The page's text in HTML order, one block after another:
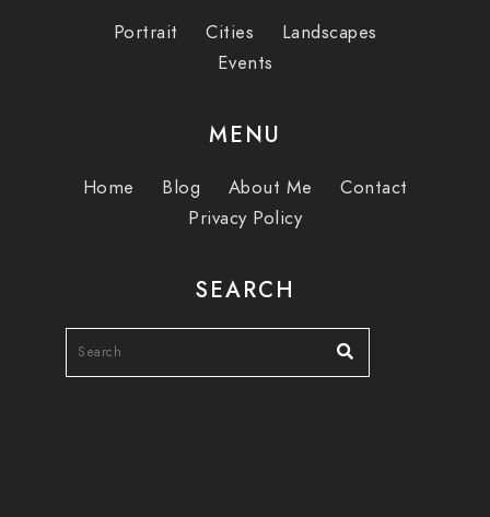
Portrait Cities
Landscapes
Events
MENU
Home Blog About Me
Contact
Privacy Policy
SEARCH